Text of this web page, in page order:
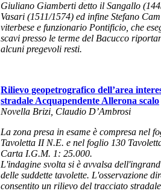
Giuliano Giamberti detto il Sangallo
Vasari (1511/1574) ed infine Stefano
viterbese e funzionario Pontificio, che
scavi presso le terme del Bacucco
alcuni pregevoli resti.
Rilievo geopetrografico dell’area
stradale Acquapendente Allerona scalo
Novella Brizi, Claudio D’Ambrosi
La zona presa in esame è compresa nel
Tavoletta II N.E. e nel foglio 130
Carta I.G.M. 1: 25.000.
L'indagine svolta si è avvalsa
delle suddette tavolette. L'osservazione
consentito un rilievo del tracciato